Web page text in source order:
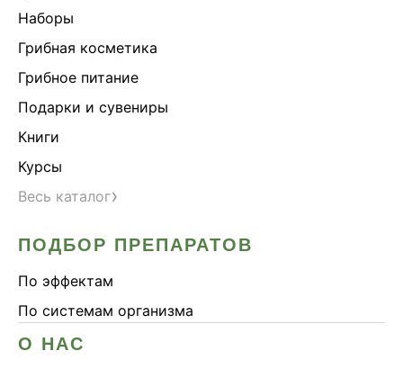
Наборы
Грибная косметика
Грибное питание
Подарки и сувениры
Книги
Курсы
Весь каталог›
ПОДБОР ПРЕПАРАТОВ
По эффектам
По системам организма
О НАС